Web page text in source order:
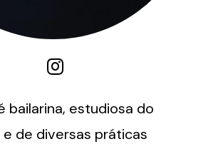
bailarina, estudiosa do
de diversas práticas